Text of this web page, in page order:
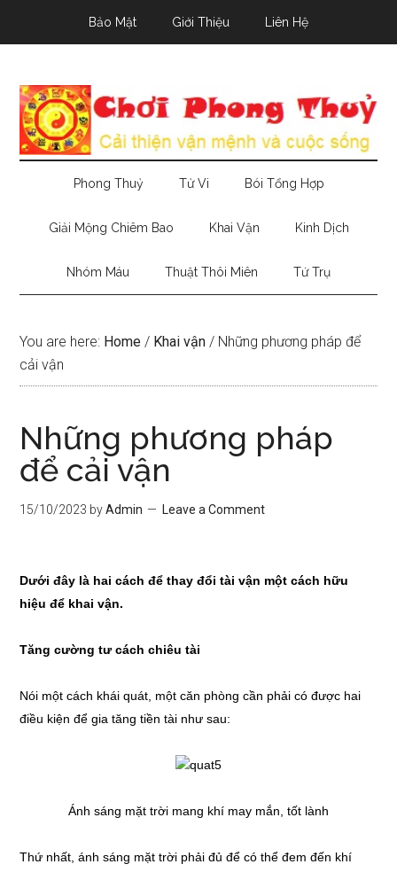
Bảo Mật Giới Thiệu Liên Hệ
Phong Thuỷ Tử Vi Bói Tổng Hợp
Giải Mộng Chiêm Bao Khai Vận Kinh Dịch
Nhóm Máu Thuật Thôi Miên Tứ Trụ
You are here: Home / Khai vận / Những phương pháp để
cải vận
Những phương pháp
để cải vận
15/10/2023 byAdmin Leave a Comment
Dưới đây là hai cách để thay đổi tài vận một cách hữu
hiệu để khai vận.
Tăng cường tư cách chiêu tài
Nói một cách khái quát, một căn phòng cần phải có được hai
điều kiện để gia tăng tiền tài như sau:
Ánh sáng mặt trời mang khí may mắn, tốt lành
Thứ nhất, ánh sáng mặt trời phải đủ để có thể đem đến khí